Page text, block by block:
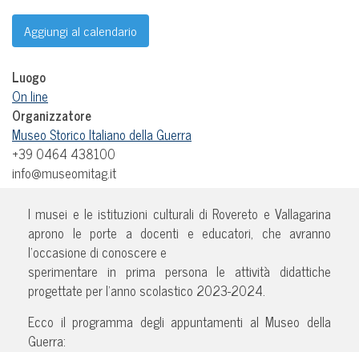
Aggiungi al calendario
Luogo
On line
Organizzatore
Museo Storico Italiano della Guerra
+39 0464 438100
info@museomitag.it
I musei e le istituzioni culturali di Rovereto e Vallagarina
aprono le porte a docenti e educatori, che avranno
l’occasione di conoscere e
sperimentare in prima persona le attività didattiche
progettate per l’anno scolastico 2023-2024.
Ecco il programma degli appuntamenti al Museo della
Guerra: